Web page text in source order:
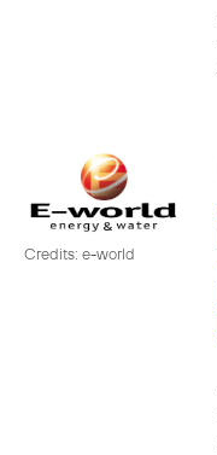
Credits: e-world